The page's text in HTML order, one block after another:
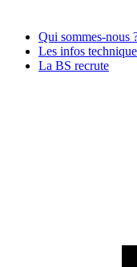
Qui sommes-nous
Les infos
La BS recrute